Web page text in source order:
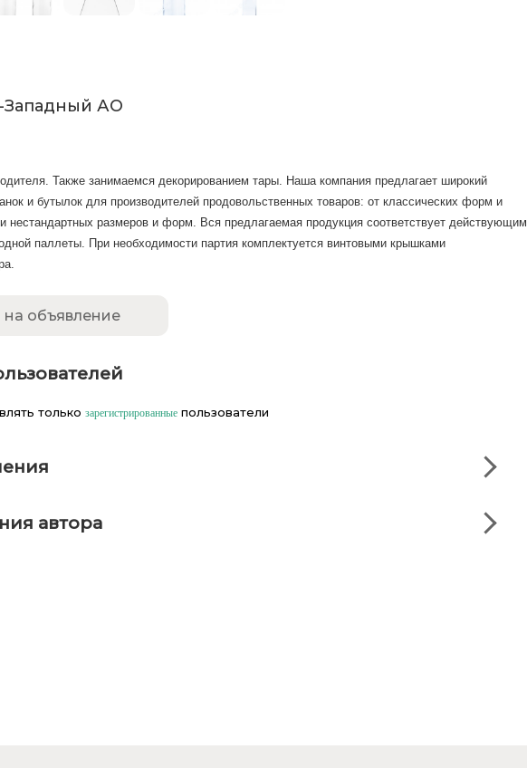
АО
Также занимаемся декорированием тары. Наша компания предлагает широкий
и бутылок для производителей продовольственных товаров: от классических форм и
нестандартных размеров и форм. Вся предлагаемая продукция соответствует действующим
паллеты. При необходимости партия комплектуется винтовыми крышками
на объявление
только зарегистрированные пользователи
автора